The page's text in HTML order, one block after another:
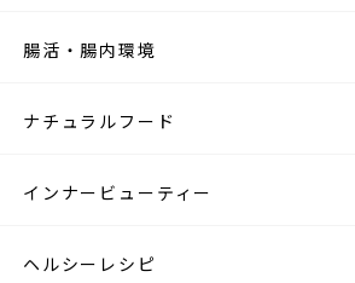
腸活・腸内環境
ナチュラルフード
インナービューティー
ヘルシーレシピ